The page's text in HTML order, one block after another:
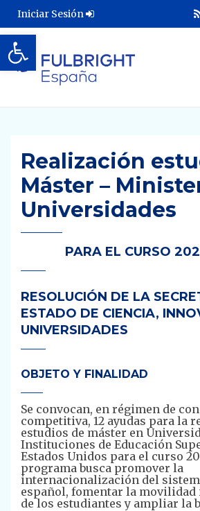
Abrir barra de herramientas
Iniciar Sesión
Realización
Máster –
Universidades
PARA EL CURSO
RESOLUCIÓN DE LA
ESTADO DE CIENCIA,
UNIVERSIDADES
OBJETO Y FINALIDAD
Se convocan, en régimen de
competitiva, 12 ayudas para la
estudios de máster en
Instituciones de Educación
Estados Unidos para el curso
programa busca promover la
internacionalización del
español, fomentar la
de los estudiantes y ampliar la